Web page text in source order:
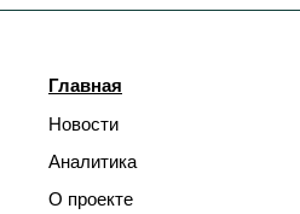
Главная
Новости
Аналитика
О проекте